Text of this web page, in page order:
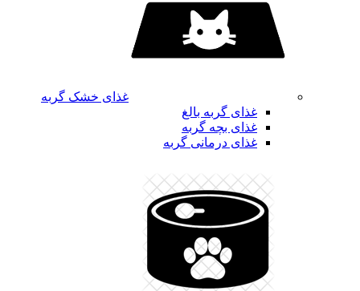
غذای خشک گربه
غذای گربه بالغ
غذای بچه گربه
غذای درمانی گربه